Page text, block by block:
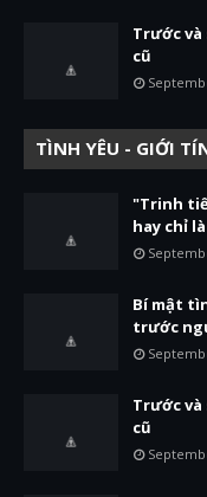
Trước
cũ
TÌNH YÊU - GIỚI
"Trinh
hay chỉ
Bí mật
trước
Trước
cũ